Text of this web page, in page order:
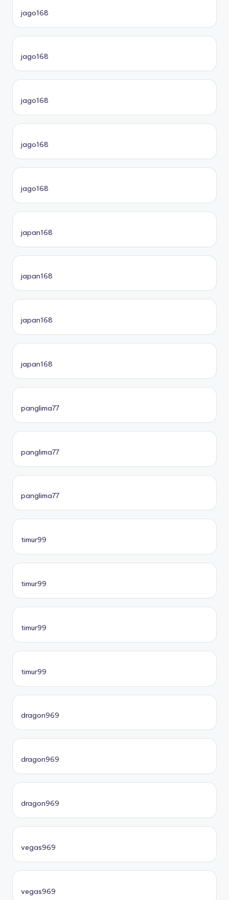
jago168
jago168
jago168
jago168
jago168
japan168
japan168
japan168
japan168
panglima77
panglima77
panglima77
timur99
timur99
timur99
timur99
dragon969
dragon969
dragon969
vegas969
vegas969